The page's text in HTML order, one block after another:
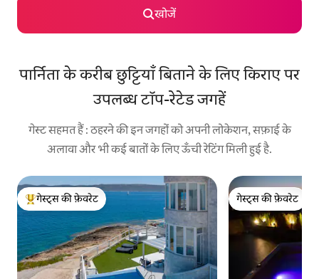
खोजें
पार्निता के करीब छुट्टियाँ बिताने के लिए किराए पर
उपलब्ध टॉप-रेटेड जगहें
गेस्ट सहमत हैं : ठहरने की इन जगहों को अपनी लोकेशन, सफ़ाई के
अलावा और भी कई बातों के लिए ऊँची रेटिंग मिली हुई है.
गेस्ट्स का टॉप फ़ेवरेट
गेस्ट्स की फ़ेवरेट
गेस्ट्स की फ़ेवरेट
गेस्ट्स की फ़ेवरेट